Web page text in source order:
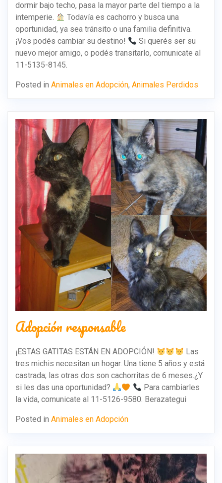
dormir bajo techo, pasa la mayor parte del tiempo a la
intemperie.
Todavía es cachorro y busca una
oportunidad, ya sea tránsito o una familia definitiva.
¡Vos podés cambiar su destino!
Si querés ser su
nuevo mejor amigo, o podés transitarlo, comunicate al
11-5135-8145.
Posted in Animales en Adopción, Animales Perdidos
Adopción responsable
¡ESTAS GATITAS ESTÁN EN ADOPCIÓN!
Las
tres michis necesitan un hogar. Una tiene 5 años y está
castrada; las otras dos son cachorritas de 6 meses.¿Y
si les das una oportunidad?
Para cambiarles
la vida, comunicate al 11-5126-9580. Berazategui
Posted in Animales en Adopción